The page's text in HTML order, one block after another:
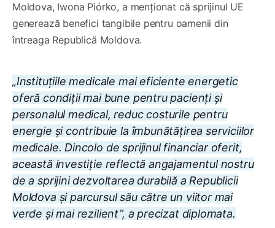
Moldova, Iwona Piórko, a menționat că sprijinul UE
generează benefici tangibile pentru oamenii din
întreaga Republică Moldova.
„Instituțiile medicale mai eficiente energetic
oferă condiții mai bune pentru pacienți și
personalul medical, reduc costurile pentru
energie și contribuie la îmbunătățirea serviciilor
medicale. Dincolo de sprijinul financiar oferit,
această investiție reflectă angajamentul nostru
de a sprijini dezvoltarea durabilă a Republicii
Moldova și parcursul său către un viitor mai
verde și mai rezilient”, a precizat diplomata.